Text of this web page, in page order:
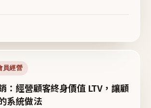
員經營
：經營顧客終身價值 LTV，讓顧
系統做法